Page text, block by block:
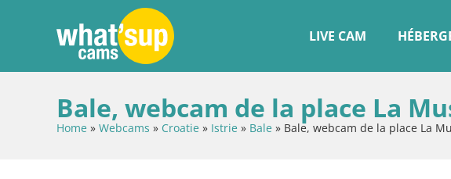
LIVE CAM
Bale, webcam de la place La
Home » Webcams » Croatie » Istrie » Bale » Bale, webcam de la place La